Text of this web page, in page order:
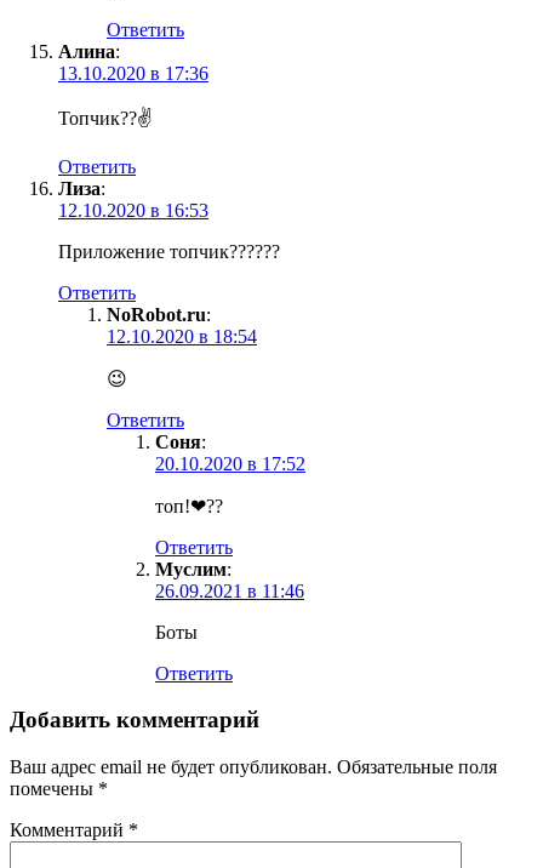
Ответить
Алина:
13.10.2020 в 17:36
Топчик??✌
Ответить
Лиза:
12.10.2020 в 16:53
Приложение топчик??????
Ответить
NoRobot.ru:
12.10.2020 в 18:54
😉
Ответить
Соня:
20.10.2020 в 17:52
топ!❤??
Ответить
Муслим:
26.09.2021 в 11:46
Боты
Ответить
Добавить комментарий
Ваш адрес email не будет опубликован. Обязательные поля
помечены *
Комментарий *